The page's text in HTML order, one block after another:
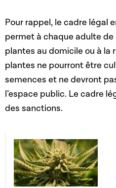
Pour rappel, le cadre légal
permet à chaque adulte de
plantes au domicile ou à la
plantes ne pourront être
semences et ne devront
l’espace public. Le cadre
des sanctions.